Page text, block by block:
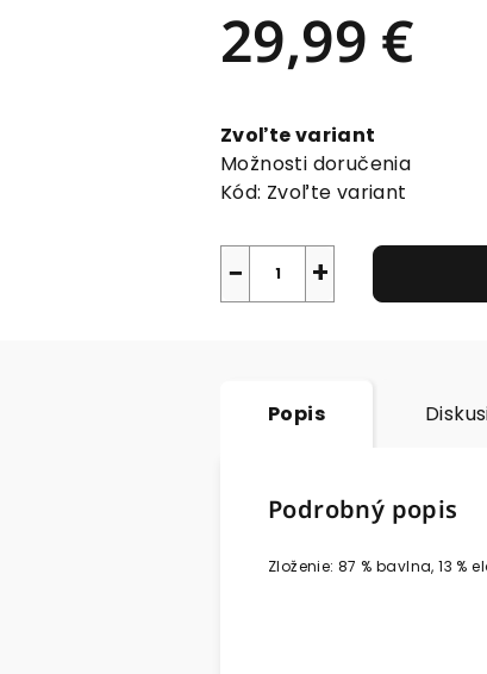
29,99 €
cena:
Zvoľte variant
Možnosti doručenia
Kód: Zvoľte variant
+
−
Popis
Podrobný popis
Zloženie: 87 % bavlna, 13 %